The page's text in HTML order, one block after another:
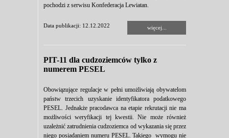
pochodzi z serwisu Konfederacja Lewiatan.
Data publikacji: 12.12.2022 więcej...
PIT-11 dla cudzoziemców tylko z
numerem PESEL
Obowiązujące regulacje w pełni umożliwiają obywatelom
państw trzecich uzyskanie identyfikatora podatkowego
PESEL. Jednakże pracodawca na etapie rekrutacji nie ma
możliwości weryfikacji tej kwestii. Nie może również
uzależnić zatrudnienia cudzoziemca od wykazania się przez
niego posiadaniem numeru PESEL. Takiego wymogu nie